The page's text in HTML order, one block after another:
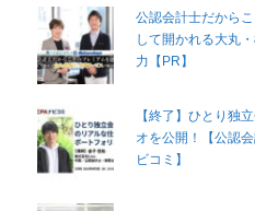
公認会計士だから
して開かれる大丸
力【PR】
【終了】ひとり独
オを公開！【公認
ビコミ】